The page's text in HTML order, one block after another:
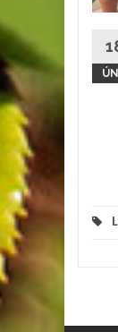
a
více